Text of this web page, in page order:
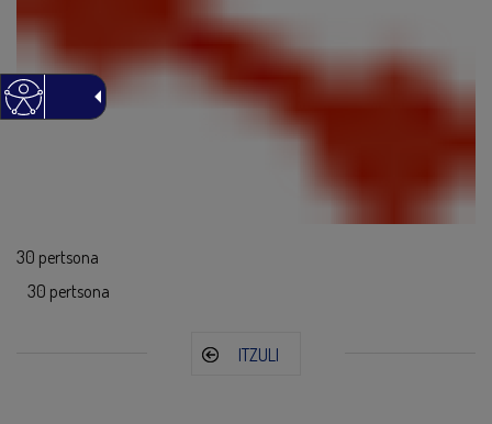
30 pertsona
30 pertsona
ITZULI